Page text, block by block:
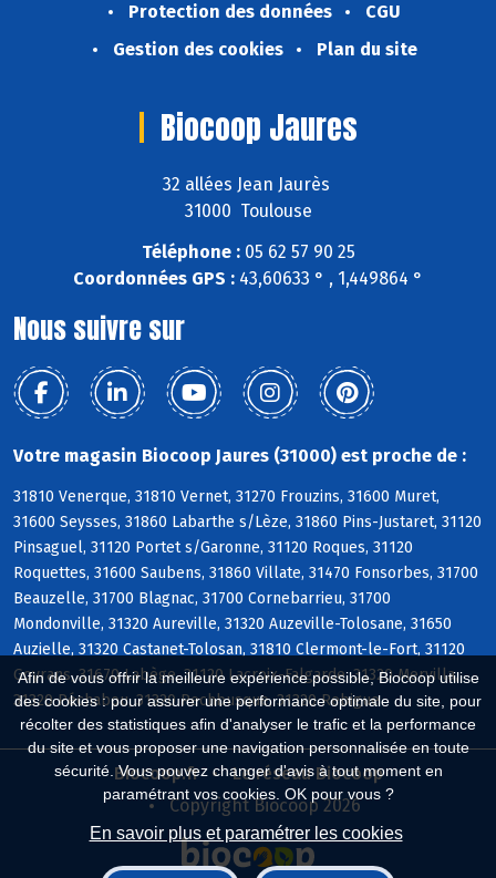
Afin de vous offrir la meilleure expérience possible, Biocoop utilise
des cookies : pour assurer une performance optimale du site, pour
récolter des statistiques afin d'analyser le trafic et la performance
du site et vous proposer une navigation personnalisée en toute
sécurité. Vous pouvez changer d'avis à tout moment en
paramétrant vos cookies. OK pour vous ?
En savoir plus et paramétrer les cookies
Protection des données
CGU
Gestion des cookies
Plan du site
Biocoop Jaures
32 allées Jean Jaurès
31000 Toulouse
Téléphone :05 62 57 90 25
Coordonnées GPS : 43,60633 ° , 1,449864 °
Nous suivre sur
Votre magasin Biocoop Jaures (31000) est proche de :
31810 Venerque, 31810 Vernet, 31270 Frouzins, 31600 Muret,
31600 Seysses, 31860 Labarthe s/Lèze, 31860 Pins-Justaret, 31120
Pinsaguel, 31120 Portet s/Garonne, 31120 Roques, 31120
Roquettes, 31600 Saubens, 31860 Villate, 31470 Fonsorbes, 31700
Beauzelle, 31700 Blagnac, 31700 Cornebarrieu, 31700
Mondonville, 31320 Aureville, 31320 Auzeville-Tolosane, 31650
Auzielle, 31320 Castanet-Tolosan, 31810 Clermont-le-Fort, 31120
Goyrans, 31670 Labège, 31120 Lacroix-Falgarde, 31320 Mervilla,
31320 Péchabou, 31320 Pechbusque, 31320 Rebigue
Biocoop.fr
Le réseau Biocoop
Copyright Biocoop 2026